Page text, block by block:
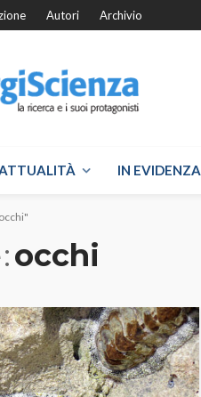
Autori Archivio
IN EVIDENZA
occhi